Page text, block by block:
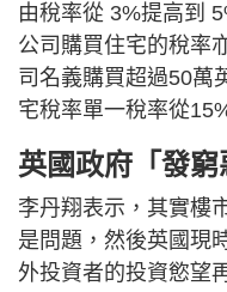
由稅率從 3%提高到
公司購買住宅的稅率
司名義購買超過50萬
宅稅率單一稅率從
英國政府「發窮
李丹翔表示，其實樓
是問題，然後英國現
外投資者的投資慾望